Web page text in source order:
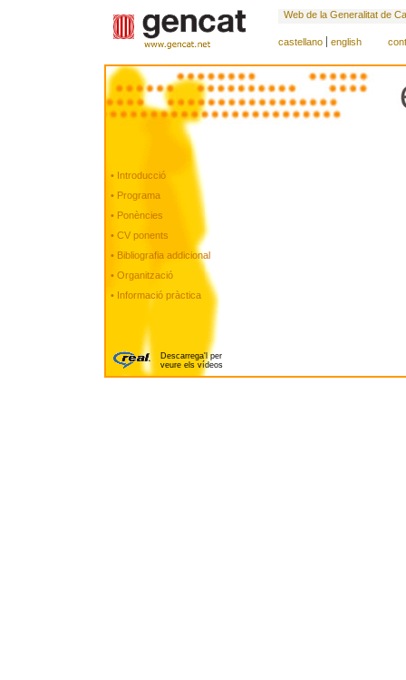
Web de la Generalitat de
castellano english
• Introducció
• Programa
• Ponències
• CV ponents
• Bibliografia addicional
• Organització
• Informació pràctica
Descarrega'l per
veure els vídeos